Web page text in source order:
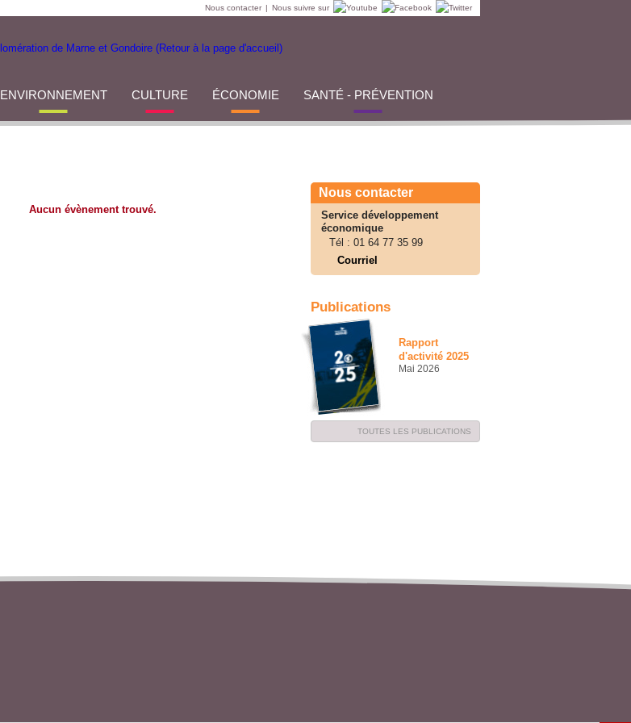
Nous contacter | Nous suivre sur
ENVIRONNEMENT CULTURE ÉCONOMIE SANTÉ - PRÉVENTION
Aucun évènement trouvé.
Nous contacter
Service développement
économique
Tél : 01 64 77 35 99
Courriel
Publications
Rapport
d'activité 2025
Mai 2026
TOUTES LES PUBLICATIONS